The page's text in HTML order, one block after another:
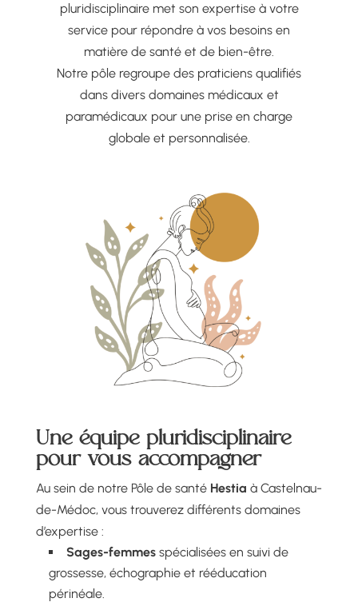
pluridisciplinaire met son expertise à votre
service pour répondre à vos besoins en
matière de santé et de bien-être.
Notre pôle regroupe des praticiens qualifiés
dans divers domaines médicaux et
paramédicaux pour une prise en charge
globale et personnalisée.
Une équipe pluridisciplinaire
pour vous accompagner
Au sein de notre Pôle de santé Hestia à Castelnau-
de-Médoc, vous trouverez différents domaines
d’expertise :
Sages-femmesspécialisées en suivi de
grossesse, échographie et rééducation
périnéale.